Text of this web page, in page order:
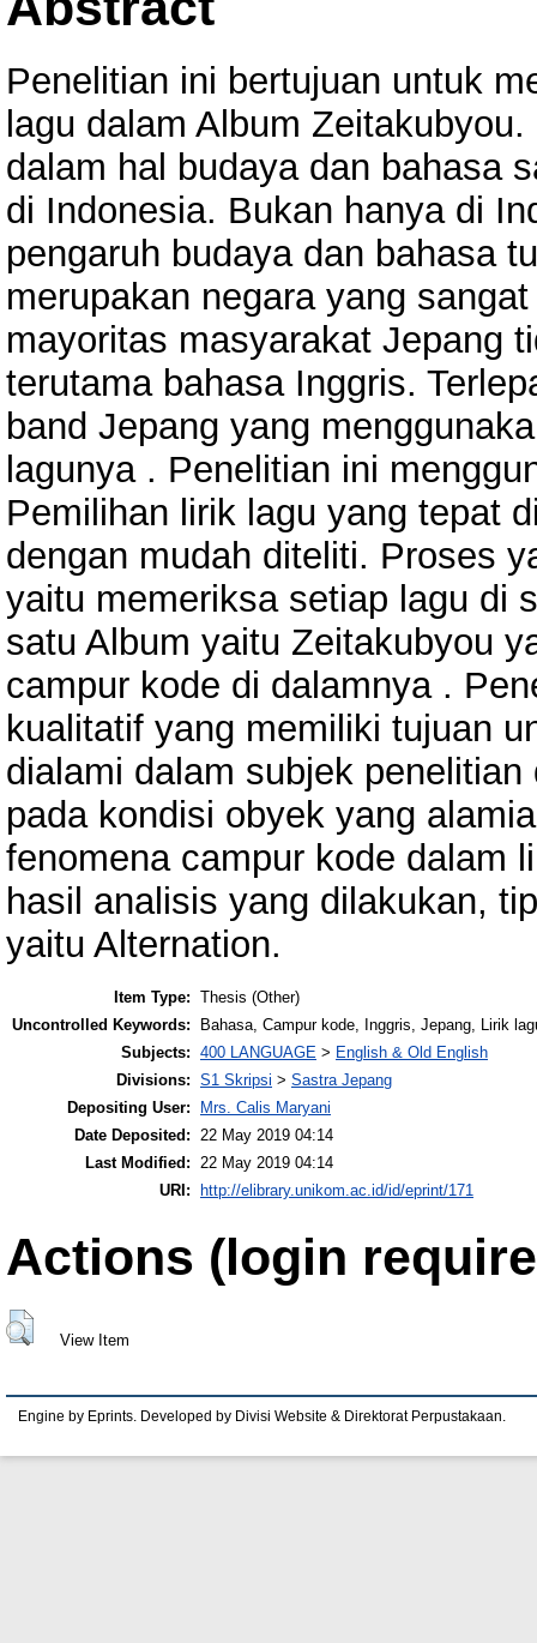
Penelitian ini bertujuan untuk
lagu dalam Album
dalam hal budaya dan bahasa
di Indonesia. Bukan hanya di
pengaruh budaya dan bahasa
merupakan negara yang
mayoritas masyarakat Jepang
terutama bahasa Inggris.
band Jepang yang
lagunya . Penelitian ini
Pemilihan lirik lagu yang tepat
dengan mudah diteliti. Proses
yaitu memeriksa setiap lagu di
satu Album yaitu Zeitakubyou
campur kode di dalamnya .
kualitatif yang memiliki tujuan
dialami dalam subjek
pada kondisi obyek yang
fenomena campur kode dalam
hasil analisis yang dilakukan,
yaitu Alternation.
Item Type: Thesis (Other)
Uncontrolled Keywords:
Bahasa, Campur kode, Inggris, Jepang, Lirik
Subjects: 400 LANGUAGE > English & Old English
Divisions: S1 Skripsi > Sastra Jepang
Depositing User:
Mrs. Calis Maryani
Date Deposited: 22 May 2019 04:14
Last Modified: 22 May 2019 04:14
URI:
http://elibrary.unikom.ac.id/id/eprint/171
Actions (login
View Item
Engine by Eprints. Developed by Divisi Website & Direktorat Perpustakaan.